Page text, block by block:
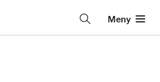
Meny